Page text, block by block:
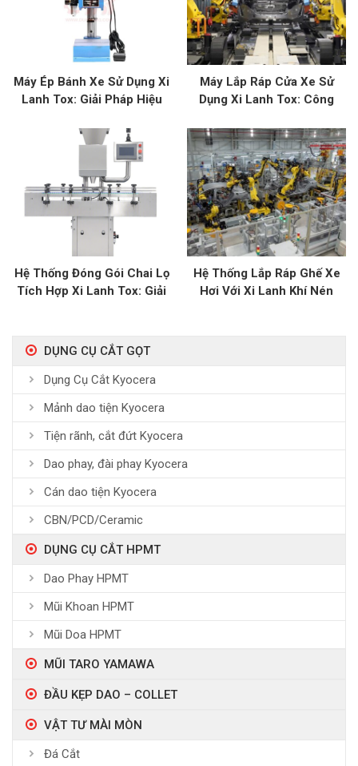
Máy Ép Bánh Xe Sử Dụng Xi
Lanh Tox: Giải Pháp Hiệu
Máy Lắp Ráp Cửa Xe Sử
Dụng Xi Lanh Tox: Công
Tô
Hệ Thống Đóng Gói Chai Lọ
Tích Hợp Xi Lanh Tox: Giải
Hệ Thống Lắp Ráp Ghế Xe
Hơi Với Xi Lanh Khí Nén
DỤNG CỤ CẮT GỌT
Dụng Cụ Cắt Kyocera
Mảnh dao tiện Kyocera
Tiện rãnh, cắt đứt Kyocera
Dao phay, đài phay Kyocera
Cán dao tiện Kyocera
CBN/PCD/Ceramic
DỤNG CỤ CẮT HPMT
Dao Phay HPMT
Mũi Khoan HPMT
Mũi Doa HPMT
MŨI TARO YAMAWA
ĐẦU KẸP DAO – COLLET
VẬT TƯ MÀI MÒN
Đá Cắt